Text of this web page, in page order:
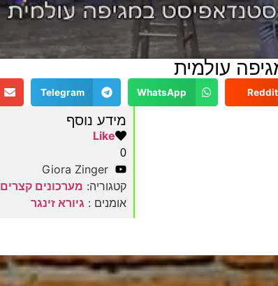
עולמית
Reddit
WhatsApp
Telegram
מידע נוסף
Like
0
Giora Zinger
קטגוריה: מערכונים קצרים
אומנים : גיורא זינגר